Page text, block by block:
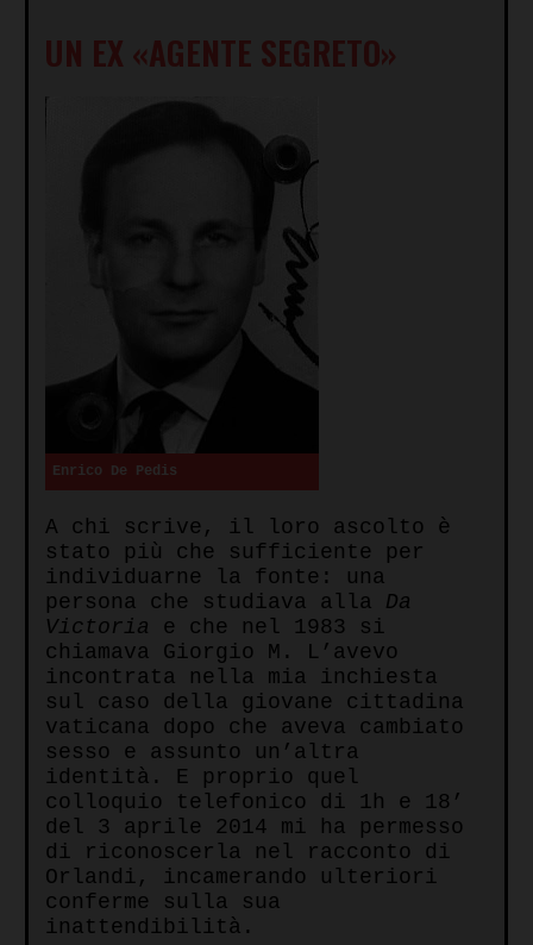
UN EX «AGENTE SEGRETO»
Enrico De Pedis
A chi scrive, il loro ascolto è
stato più che sufficiente per
individuarne la fonte: una
persona che studiava alla Da
Victoria e che nel 1983 si
chiamava Giorgio M. L’avevo
incontrata nella mia inchiesta
sul caso della giovane cittadina
vaticana dopo che aveva cambiato
sesso e assunto un’altra
identità. E proprio quel
colloquio telefonico di 1h e 18’
del 3 aprile 2014 mi ha permesso
di riconoscerla nel racconto di
Orlandi, incamerando ulteriori
conferme sulla sua
inattendibilità.